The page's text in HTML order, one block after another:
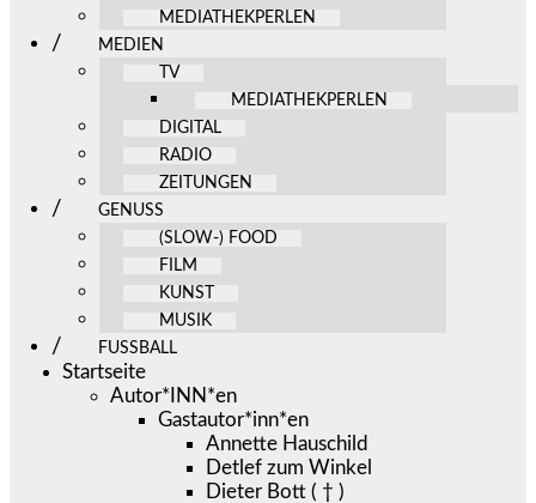
MEDIATHEKPERLEN
MEDIEN
TV
MEDIATHEKPERLEN
DIGITAL
RADIO
ZEITUNGEN
GENUSS
(SLOW-) FOOD
FILM
KUNST
MUSIK
FUSSBALL
Startseite
Autor*INN*en
Gastautor*inn*en
Annette Hauschild
Detlef zum Winkel
Dieter Bott ( † )